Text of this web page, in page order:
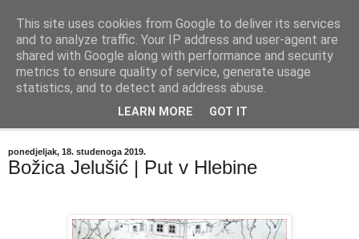
"Kvaka"
Časopis za književnost ISSN 2459-5632
ponedjeljak, 18. studenoga 2019.
Božica Jelušić | Put v Hlebine
This site uses cookies from Google to deliver its services
and to analyze traffic. Your IP address and user-agent are
shared with Google along with performance and security
metrics to ensure quality of service, generate usage
statistics, and to detect and address abuse.
LEARN MORE GOT IT